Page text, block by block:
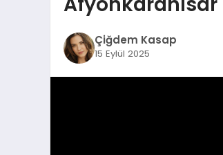
Çiğdem Kasap
15 Eylül 2025